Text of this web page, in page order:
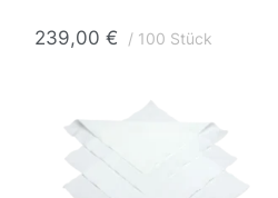
239,00 € 100 Stück